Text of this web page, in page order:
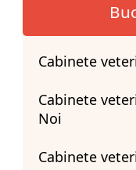
Cabinete
Cabinete
Noi
Cabinete